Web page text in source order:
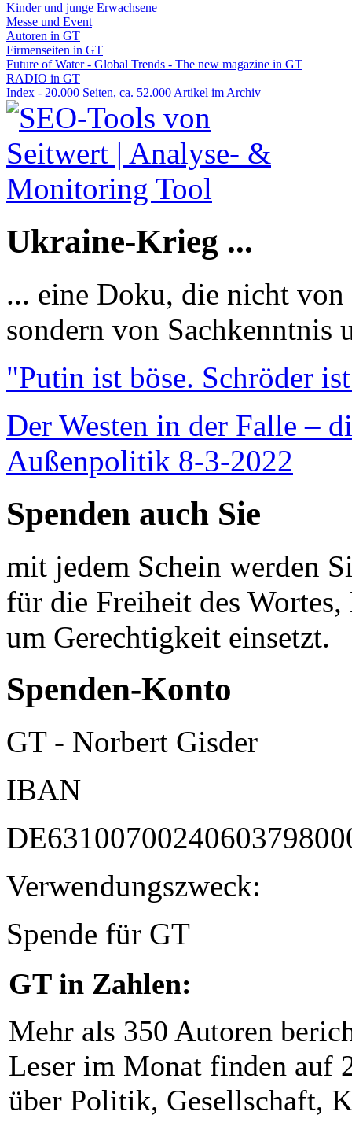
Kinder und junge Erwachsene
Messe und Event
Autoren in GT
Firmenseiten in GT
Future of Water - Global Trends - The new magazine in GT
RADIO in GT
Index - 20.000 Seiten, ca. 52.000 Artikel im Archiv
Ukraine-Krieg ...
... eine Doku, die nicht
sondern von Sachkenntnis
"Putin ist böse. Schröder
Der Westen in der Falle –
Außenpolitik 8-3-2022
Spenden auch Sie
mit jedem Schein werden
für die Freiheit des
um Gerechtigkeit einsetzt.
Spenden-Konto
GT - Norbert Gisder
IBAN
Verwendungszweck:
Spende für GT
GT in Zahlen:
Mehr als 350 Autoren
Leser im Monat finden auf
über Politik, Gesellschaft,